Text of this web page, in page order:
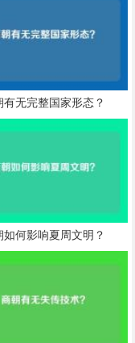
有无完整国家形态？
如何影响夏周文明？